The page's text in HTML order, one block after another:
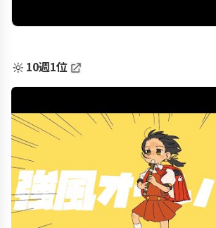
🔆 10週1位